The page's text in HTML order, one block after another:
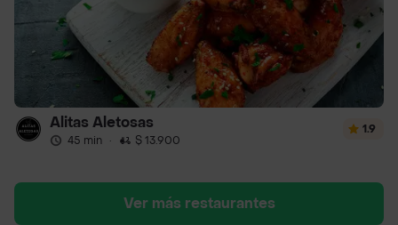
Alitas Aletosas
45 min · $ 13.900
1.9
Ver más restaurantes